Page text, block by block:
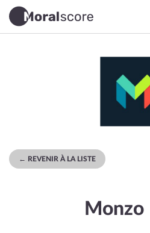
← REVENIR À LA LISTE
Monzo